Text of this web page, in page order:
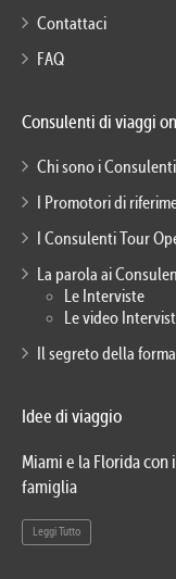
Contattaci
FAQ
Consulenti di viaggi
Chi sono i Consulenti
I Promotori di
I Consulenti Tour
La parola ai
Le Interviste
Le video
Il segreto della
Idee di viaggio
Miami e la Florida con
famiglia
Leggi Tutto